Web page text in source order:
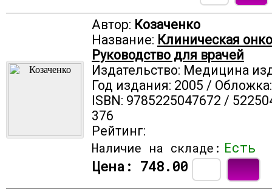
Автор: Козаченко
Название: Клиническая
Руководство для врачей
Издательство: Медицина
Год издания: 2005 /
ISBN: 9785225047672 /
376
Рейтинг:
Наличие на складе: Есть
Цена: 748.00